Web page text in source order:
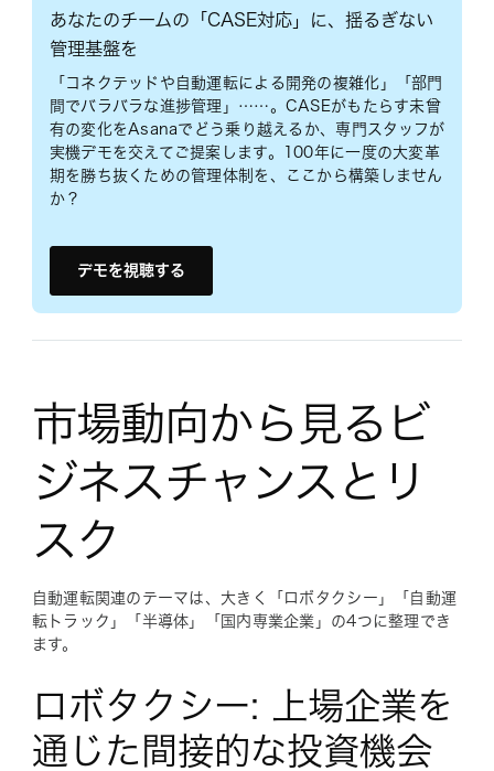
あなたのチームの「CASE対応」に、揺るぎない
管理基盤を
「コネクテッドや自動運転による開発の複雑化」「部門
間でバラバラな進捗管理」……。CASEがもたらす未曾
有の変化をAsanaでどう乗り越えるか、専門スタッフが
実機デモを交えてご提案します。100年に一度の大変革
期を勝ち抜くための管理体制を、ここから構築しません
か？
デモを視聴する
市場動向から見るビ
ジネスチャンスとリ
スク
自動運転関連のテーマは、大きく「ロボタクシー」「自動運
転トラック」「半導体」「国内専業企業」の4つに整理でき
ます。
ロボタクシー: 上場企業を
通じた間接的な投資機会